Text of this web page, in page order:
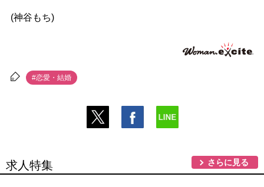
(神谷もち)
#恋愛・結婚
求人特集 さらに見る